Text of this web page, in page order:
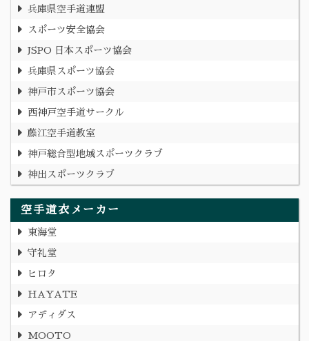
兵庫県空手道連盟
スポーツ安全協会
JSPO 日本スポーツ協会
兵庫県スポーツ協会
神戸市スポーツ協会
西神戸空手道サークル
藤江空手道教室
神戸総合型地域スポーツクラブ
神出スポーツクラブ
空手道衣メーカー
東海堂
守礼堂
ヒロタ
HAYATE
アディダス
MOOTO